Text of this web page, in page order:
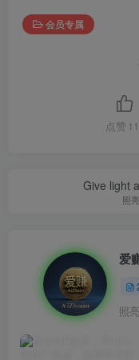
会员专属
点赞
Give light
照
爱
照